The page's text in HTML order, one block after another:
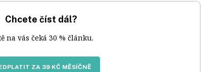
Chcete číst dál?
na vás čeká 30 % článku.
ZA 39 KČ MĚSÍČNĚ